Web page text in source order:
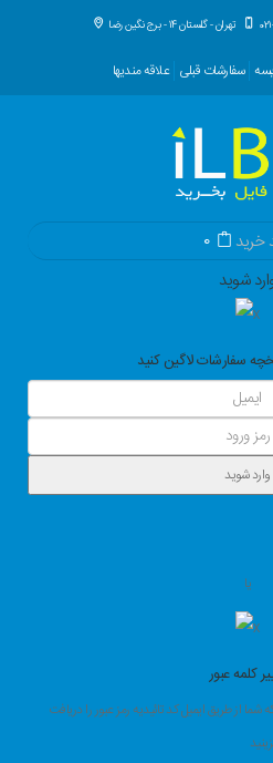
تهران - گلستان 14 - برج نگین رضا
علاقه مندیها سفارشات قبلی
خرید 0
شوید
سفارشات لاگین کنید
وارد شوید
یا
کلمه عبور
شما از طریق ایمیل کد تائیدیه رمز عبور را دریافت